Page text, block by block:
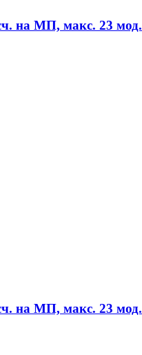
на МП, макс. 23 мод.
на МП, макс. 23 мод.